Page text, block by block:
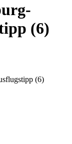
(6)
(6)